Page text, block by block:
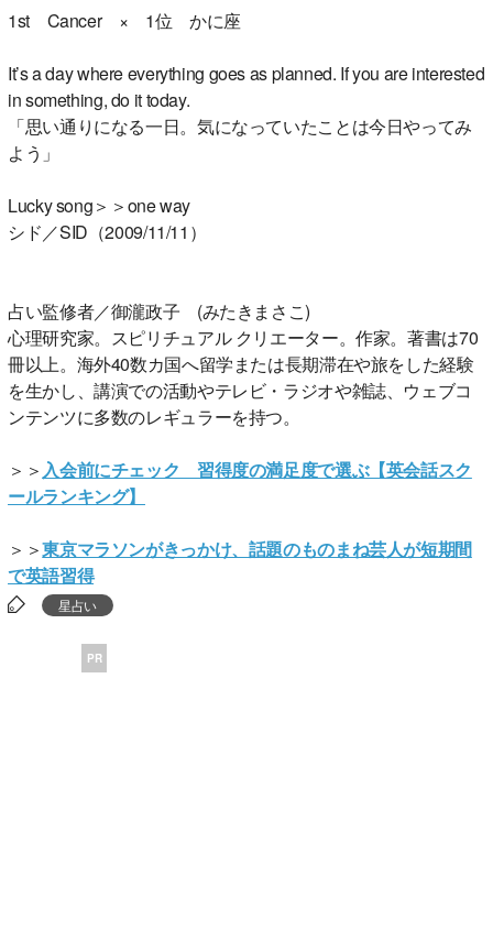
1st Cancer × 1位 かに座
It’s a day where everything goes as planned. If you are interested
in something, do it today.
「思い通りになる一日。気になっていたことは今日やってみ
よう」
Lucky song＞＞one way
シド／SID（2009/11/11）
占い監修者／御瀧政子 (みたきまさこ)
心理研究家。スピリチュアル クリエーター。作家。著書は70
冊以上。海外40数カ国へ留学または長期滞在や旅をした経験
を生かし、講演での活動やテレビ・ラジオや雑誌、ウェブコ
ンテンツに多数のレギュラーを持つ。
＞＞ 入会前にチェック 習得度の満足度で選ぶ【英会話スク
ールランキング】
＞＞東京マラソンがきっかけ、話題のものまね芸人が短期間
で英語習得
星占い
PR